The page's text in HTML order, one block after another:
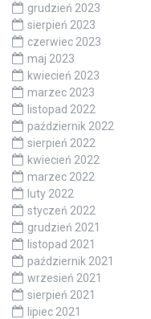
grudzień 2023
sierpień 2023
czerwiec 2023
maj 2023
kwiecień 2023
marzec 2023
listopad 2022
październik 2022
sierpień 2022
kwiecień 2022
marzec 2022
luty 2022
styczeń 2022
grudzień 2021
listopad 2021
październik 2021
wrzesień 2021
sierpień 2021
lipiec 2021